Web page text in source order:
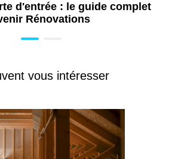
d'entrée : le guide complet
Rénovations
vous intéresser